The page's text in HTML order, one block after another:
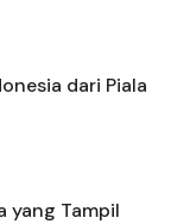
dari Piala
yang Tampil